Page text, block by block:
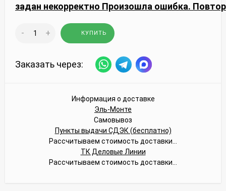
задан некорректно Произошла ошибка.
- + КУПИТЬ
Заказать через:
Информация о доставке
Эль-Монте
Самовывоз
Пункты выдачи СДЭК (бесплатно)
Рассчитываем стоимость доставки...
ТК Деловые Линии
Рассчитываем стоимость доставки...